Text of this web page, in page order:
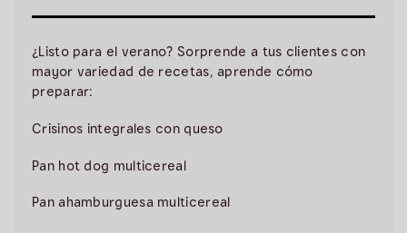
¿Listo para el verano? Sorprende a tus clientes con
mayor variedad de recetas, aprende cómo
preparar:
Crisinos integrales con queso
Pan hot dog multicereal
Pan ahamburguesa multicereal